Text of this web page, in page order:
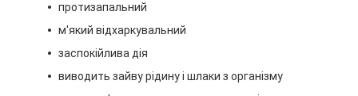
протизапальний
м'який відхаркувальний
заспокійлива дія
виводить зайву рідину і шлаки з організму